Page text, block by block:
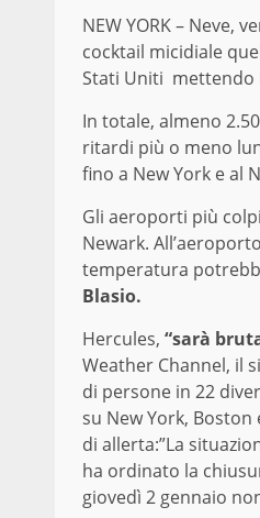
NEW YORK – Neve,
cocktail micidiale
Stati Uniti mettendo
In totale, almeno
ritardi più o meno
fino a New York e al
Gli aeroporti più
Newark.
temperatura
Blasio.
Hercules, “sarà
Weather Channel, il
di persone in 22
su New York,
di allerta:”La
ha ordinato la
giovedì 2 gennaio